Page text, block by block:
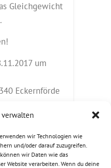
wir Technologien wie
und/oder darauf zuzugreifen.
wir Daten wie das
Website verarbeiten. Wenn du deine
Gleichgewicht
um
Eckernförde
Material
per Telefon